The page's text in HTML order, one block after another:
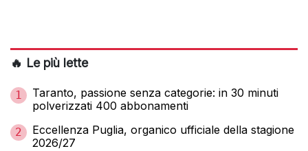
🔥 Le più lette
1
Taranto, passione senza categorie: in 30 minuti
polverizzati 400 abbonamenti
2
Eccellenza Puglia, organico ufficiale della stagione
2026/27